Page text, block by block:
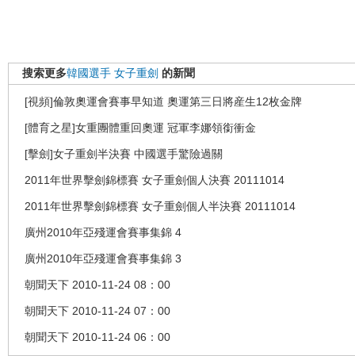
搜索更多韓國選手 女子重劍 的新聞
[視頻]倫敦奧運會賽事早知道 奧運第三日將産生12枚金牌
[體育之星]女重團體重回奧運 冠軍李娜領銜衝金
[擊劍]女子重劍半決賽 中國選手驚險過關
2011年世界擊劍錦標賽 女子重劍個人決賽 20111014
2011年世界擊劍錦標賽 女子重劍個人半決賽 20111014
廣州2010年亞殘運會賽事集錦 4
廣州2010年亞殘運會賽事集錦 3
朝聞天下 2010-11-24 08：00
朝聞天下 2010-11-24 07：00
朝聞天下 2010-11-24 06：00